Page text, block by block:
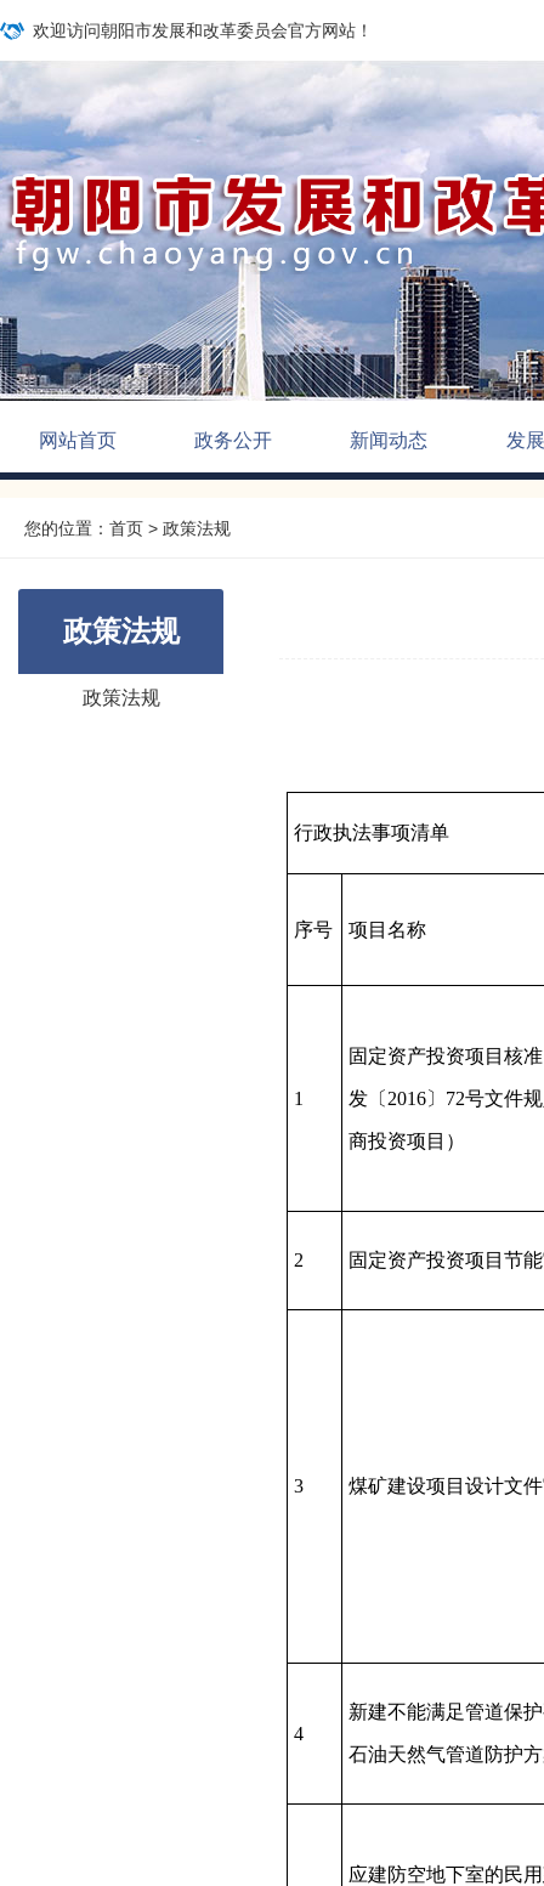
欢迎访问朝阳市发展和改革委员会官方网站！
网站首页 政务公开 新闻动态 发
您的位置： 首页 > 政策法规
政策法规
政策法规
行政执法事项清单
序号 项目名称
1
固定资产投资项目核
发〔2016〕72号文件
商投资项目）
2 固定资产投资项目节
3 煤矿建设项目设计文
4
新建不能满足管道保
石油天然气管道防护
应建防空地下室的民